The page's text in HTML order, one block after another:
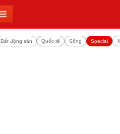
Bất động sản Quốc tế Sống Special